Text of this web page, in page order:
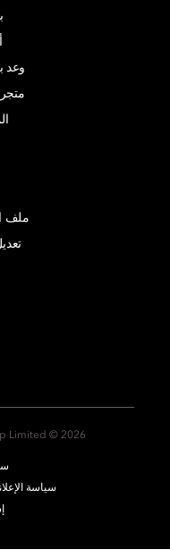
وعد
متجر
ملف
2026 © Mandarin Oriental Hotel Group Limited
سياسة